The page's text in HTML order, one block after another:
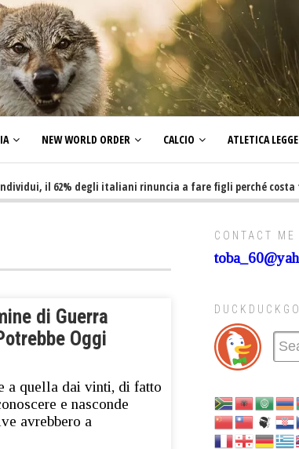
NEW WORLD ORDER CALCIO ATLETICA
il 62% degli italiani rinuncia a fare figli perché costa
di Guerra
Oggi
a quella dai vinti, di fatto
e nasconde
avrebbero a
CONTACT ME